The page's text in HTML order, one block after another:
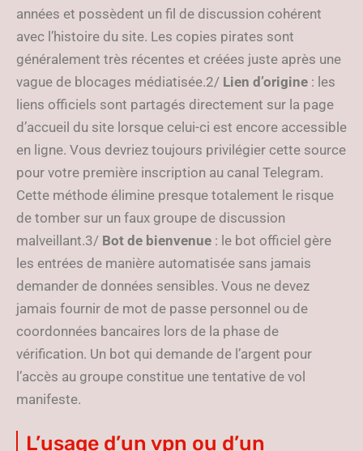
années et possèdent un fil de discussion cohérent
avec l’histoire du site. Les copies pirates sont
généralement très récentes et créées juste après une
vague de blocages médiatisée.2/ Lien d’origine : les
liens officiels sont partagés directement sur la page
d’accueil du site lorsque celui-ci est encore accessible
en ligne. Vous devriez toujours privilégier cette source
pour votre première inscription au canal Telegram.
Cette méthode élimine presque totalement le risque
de tomber sur un faux groupe de discussion
malveillant.3/ Bot de bienvenue : le bot officiel gère
les entrées de manière automatisée sans jamais
demander de données sensibles. Vous ne devez
jamais fournir de mot de passe personnel ou de
coordonnées bancaires lors de la phase de
vérification. Un bot qui demande de l’argent pour
l’accès au groupe constitue une tentative de vol
manifeste.
L’usage d’un vpn ou d’un